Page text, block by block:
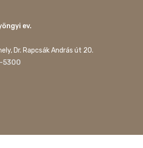
ev.
Dr. Rapcsák András út 20.
5300